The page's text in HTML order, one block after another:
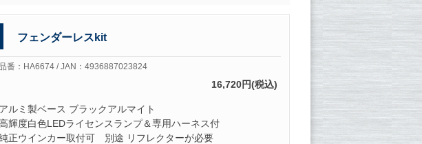
フェンダーレスkit
番：HA6674 / JAN：4936887023824
16,720円(税込)
アルミ製ベース ブラックアルマイト
輝度白色LEDライセンスランプ＆専用ハーネス付
正ウインカー取付可 別途 リフレクターが必要